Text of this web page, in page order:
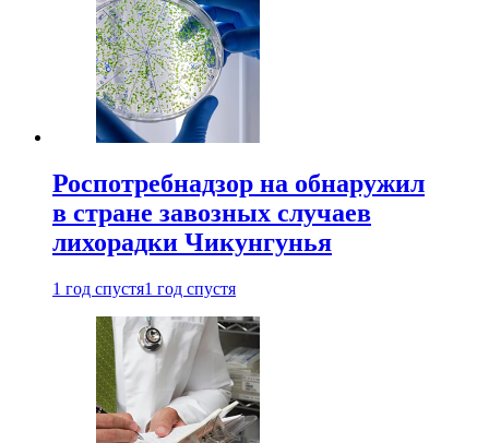
Роспотребнадзор на обнаружил
в стране завозных случаев
лихорадки Чикунгунья
1 год спустя1 год спустя